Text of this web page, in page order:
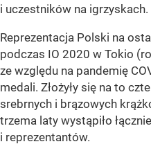
i uczestników na igrzyskach.
Reprezentacja Polski na
podczas IO 2020 w Tokio
ze względu na pandemię
medali. Złożyły się na to
srebrnych i brązowych
trzema laty wystąpiło
i reprezentantów.